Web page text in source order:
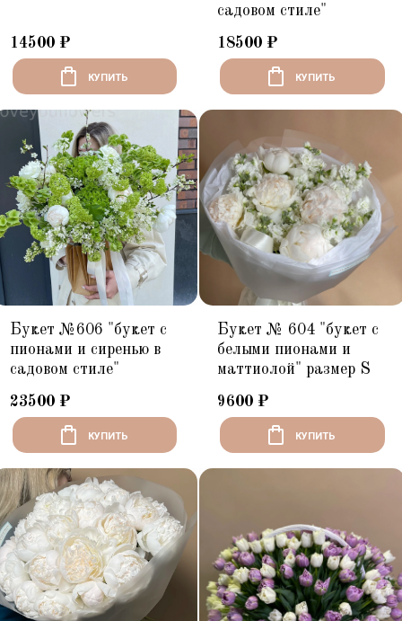
14500 ₽
КУПИТЬ
садовом стиле"
18500 ₽
КУПИТЬ
Букет №606 "букет с
пионами и сиренью в
садовом стиле"
23500 ₽
КУПИТЬ
Букет № 604 "букет с
белыми пионами и
маттиолой" размер S
9600 ₽
КУПИТЬ